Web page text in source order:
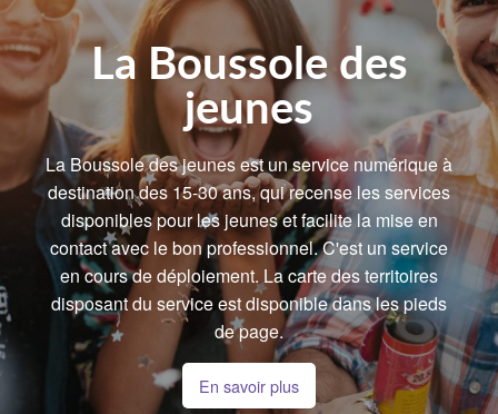
La Boussole des
jeunes
La Boussole des jeunes est un service numérique à
destination des 15-30 ans, qui recense les services
disponibles pour les jeunes et facilite la mise en
contact avec le bon professionnel. C'est un service
en cours de déploiement. La carte des territoires
disposant du service est disponible dans les pieds
de page.
En savoir plus